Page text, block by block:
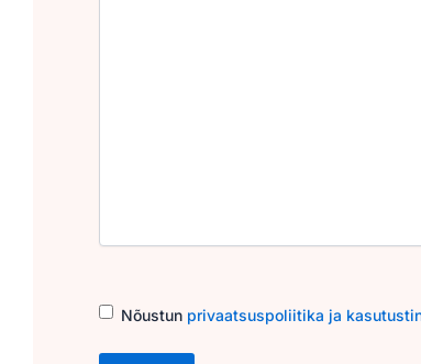
Consent (Required)
Nõustun privaatsuspoliitika ja